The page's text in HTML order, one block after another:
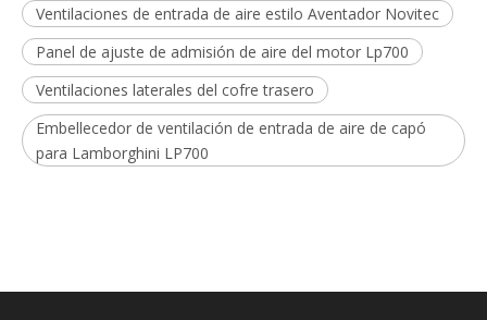
Ventilaciones de entrada de aire estilo Aventador Novitec
Panel de ajuste de admisión de aire del motor Lp700
Ventilaciones laterales del cofre trasero
Embellecedor de ventilación de entrada de aire de capó
para Lamborghini LP700